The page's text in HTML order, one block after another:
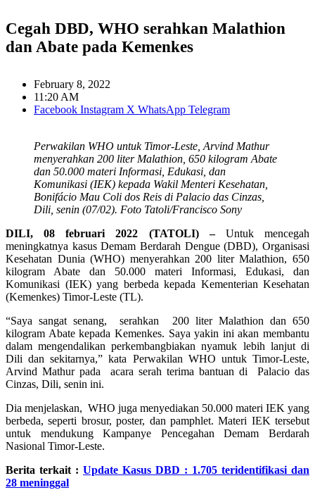
Cegah DBD, WHO serahkan Malathion
dan Abate pada Kemenkes
February 8, 2022
11:20 AM
Facebook Instagram X WhatsApp Telegram
Perwakilan WHO untuk Timor-Leste, Arvind Mathur
menyerahkan 200 liter Malathion, 650 kilogram Abate
dan 50.000 materi Informasi, Edukasi, dan
Komunikasi (IEK) kepada Wakil Menteri Kesehatan,
Bonifácio Mau Coli dos Reis di Palacio das Cinzas,
Dili, senin (07/02). Foto Tatoli/Francisco Sony
DILI, 08 februari 2022 (TATOLI) – Untuk mencegah
meningkatnya kasus Demam Berdarah Dengue (DBD), Organisasi
Kesehatan Dunia (WHO) menyerahkan 200 liter Malathion, 650
kilogram Abate dan 50.000 materi Informasi, Edukasi, dan
Komunikasi (IEK) yang berbeda kepada Kementerian Kesehatan
(Kemenkes) Timor-Leste (TL).
“Saya sangat senang, serahkan 200 liter Malathion dan 650
kilogram Abate kepada Kemenkes. Saya yakin ini akan membantu
dalam mengendalikan perkembangbiakan nyamuk lebih lanjut di
Dili dan sekitarnya,” kata Perwakilan WHO untuk Timor-Leste,
Arvind Mathur pada acara serah terima bantuan di Palacio das
Cinzas, Dili, senin ini.
Dia menjelaskan, WHO juga menyediakan 50.000 materi IEK yang
berbeda, seperti brosur, poster, dan pamphlet. Materi IEK tersebut
untuk mendukung Kampanye Pencegahan Demam Berdarah
Nasional Timor-Leste.
Berita terkait : Update Kasus DBD : 1.705 teridentifikasi dan
28 meninggal